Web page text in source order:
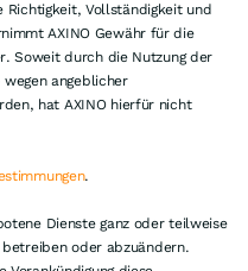
Vollständigkeit und
AXINO Gewähr für die
Soweit durch die Nutzung der
angeblicher
hat AXINO hierfür nicht
.
Dienste ganz oder teilweise
oder abzuändern.